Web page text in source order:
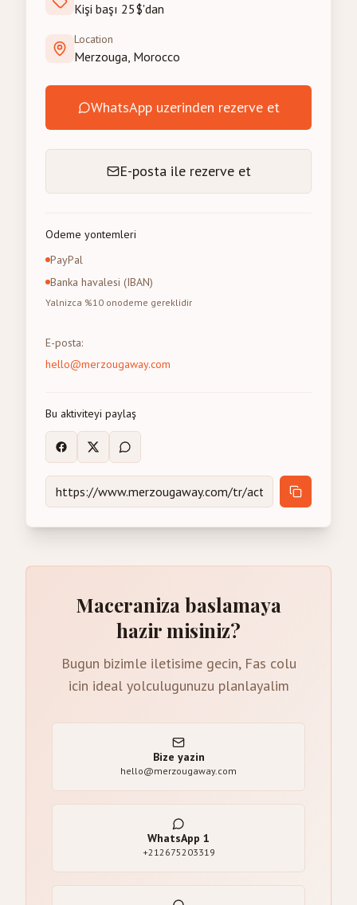
Kişi başı 25$'dan
Location
Merzouga, Morocco
WhatsApp uzerinden rezerve et
E-posta ile rezerve et
Odeme yontemleri
PayPal
Banka havalesi (IBAN)
Yalnizca %10 onodeme gereklidir
E-posta:
hello@merzougaway.com
Bu aktiviteyi paylaş
Maceraniza baslamaya
hazir misiniz?
Bugun bizimle iletisime gecin, Fas colu
icin ideal yolculugunuzu planlayalim
Bize yazin
hello@merzougaway.com
WhatsApp 1
+212675203319